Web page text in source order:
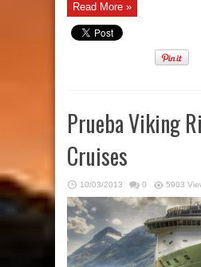
Read More »
Prueba Viking
Cruises
10/03/2013 0 5903